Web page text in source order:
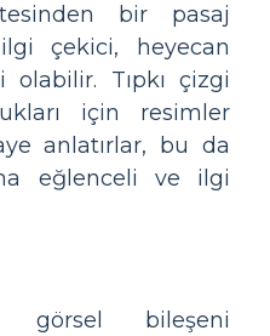
bir pasaj
çekici, heyecan
Tıpkı çizgi
için resimler
anlatırlar, bu da
eğlenceli ve ilgi
görsel bileşeni